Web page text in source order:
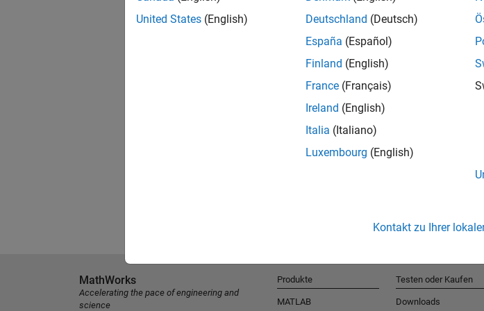
United States (English)
Deutschland (Deutsch)
España (Español)
Finland (English)
France (Français)
Ireland (English)
Italia (Italiano)
Luxembourg (English)
Kontakt zu Ihrer
MathWorks
Accelerating the pace of engineering and
science
Produkte
MATLAB
Testen oder Kaufen
Downloads